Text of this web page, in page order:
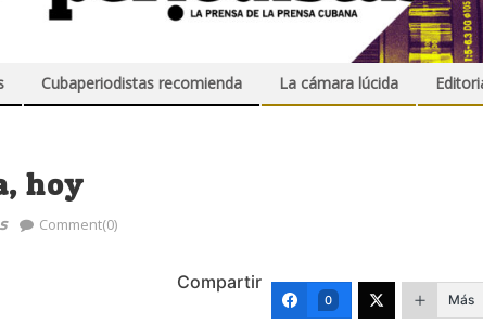
Cubaperiodistas recomienda La cámara lúcida
hoy
Comment(0)
Compartir
0 Más